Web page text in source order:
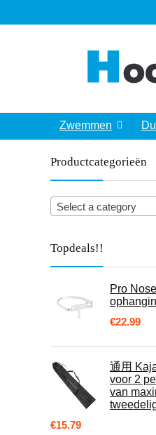
Zwemmen
Productcategorieën
Select a category
Topdeals!!
Pro
€22.99
通用
voor 2
van
€15.79